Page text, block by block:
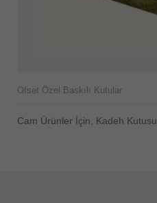
Ofset Özel Baskılı Kutular
Cam Ürünler İçin, Kadeh
ÜRÜNÜ İNCELE